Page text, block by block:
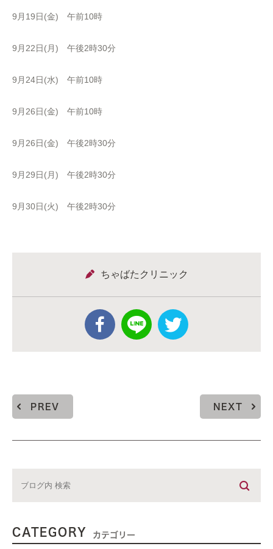
9月19日(金) 午前10時
9月22日(月) 午後2時30分
9月24日(水) 午前10時
9月26日(金) 午前10時
9月26日(金) 午後2時30分
9月29日(月) 午後2時30分
9月30日(火) 午後2時30分
ちゃばたクリニック
PREV NEXT
CATEGORY カテゴリー